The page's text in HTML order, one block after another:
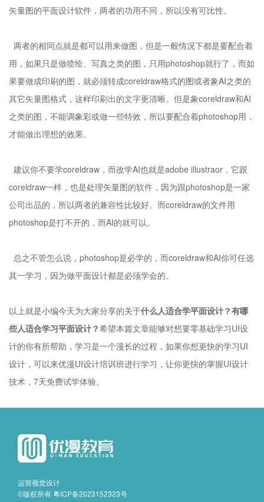
矢量图的平面设计软件，两者的功用不同，所以没有可比性。
两者的相同点就是都可以用来做图，但是一般情况下都是要配合着
用，如果只是做喷绘、写真之类的图，只用photoshop就行了，而如
果要做成印刷的图，就必须转成coreldraw格式的图或者象AI之类的
其它矢量图格式，这样印刷出的文字更清晰。但是象coreldraw和AI
之类的图，不能调象彩或做一些特效，所以要配合着photoshop用，
才能做出理想的效果。
建议你不要学coreldraw，而改学AI也就是adobe illustraor，它跟
coreldraw一样，也是处理矢量图的软件，因为跟photoshop是一家
公司出品的，所以两者的兼容性比较好。而coreldraw的文件用
photoshop是打不开的，而AI的就可以。
总之不管怎么说，photoshop是必学的，而coreldraw和AI你可任选
其一学习，因为做平面设计都是必须学会的。
以上就是小编今天为大家分享的关于什么人适合学平面设计？有哪
些人适合学习平面设计？希望本篇文章能够对想要零基础学习UI设
计的你有所帮助，学习是一个漫长的过程，如果你想更快的学习UI
设计，可以来优漫UI设计培训班进行学习，让你更快的掌握UI设计
技术，7天免费试学体验。
运营视觉设计
©版权所有粤ICP备2023152323号